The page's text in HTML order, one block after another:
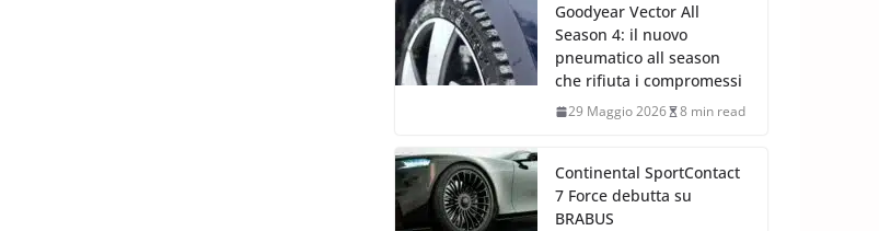
Goodyear Vector All
Season 4: il nuovo
pneumatico all season
che rifiuta i compromessi
29 Maggio 2026 8 min read
Continental SportContact
7 Force debutta su
BRABUS